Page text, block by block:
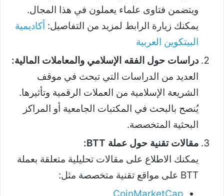
ويتضمن فتاوى علماء يعملون في هذا المجال.
يمكنك زيارة الرابط لمزيد من التفاصيل: أكاديمية
البيتكوين العربية
دراسات حول الفقه الإسلامي والمعاملات المالية:
العديد من الدراسات التي تبحث في موقف
الشريعة الإسلامية من العملات الرقمية وتأثيرها.
يُنصح بالبحث في المكتبات الجامعية أو المراكز
البحثية المتخصصة.
مقالات تقنية حول عملة BTT:
يمكنك الاطلاع على مقالات تحليلية متعلقة بعملة
BTT على مواقع تقنية متخصصة مثل: